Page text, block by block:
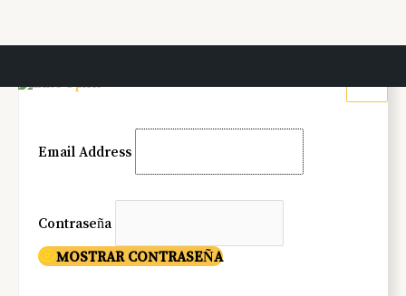
Email Address
Contraseña
MOSTRAR CONTRASEÑA